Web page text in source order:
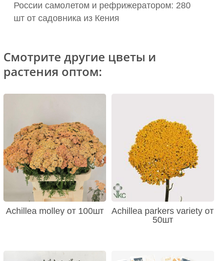
России самолетом и рефрижератором: 280
шт от садовника из Кения
Смотрите другие цветы и
растения оптом:
Achillea molley от 100шт
Achillea parkers variety от
50шт